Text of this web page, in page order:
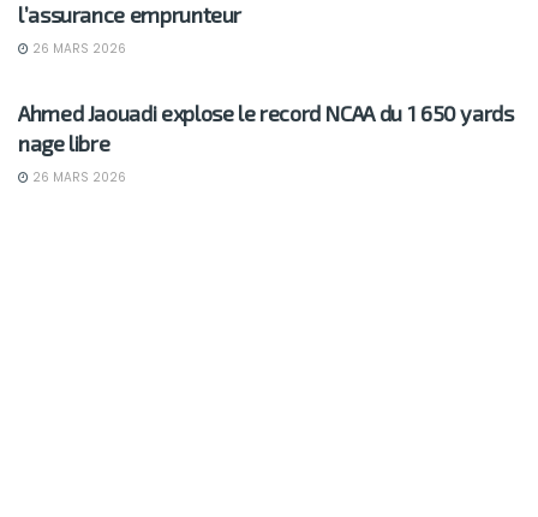
l’assurance emprunteur
26 MARS 2026
Ahmed Jaouadi explose le record NCAA du 1 650 yards
nage libre
26 MARS 2026